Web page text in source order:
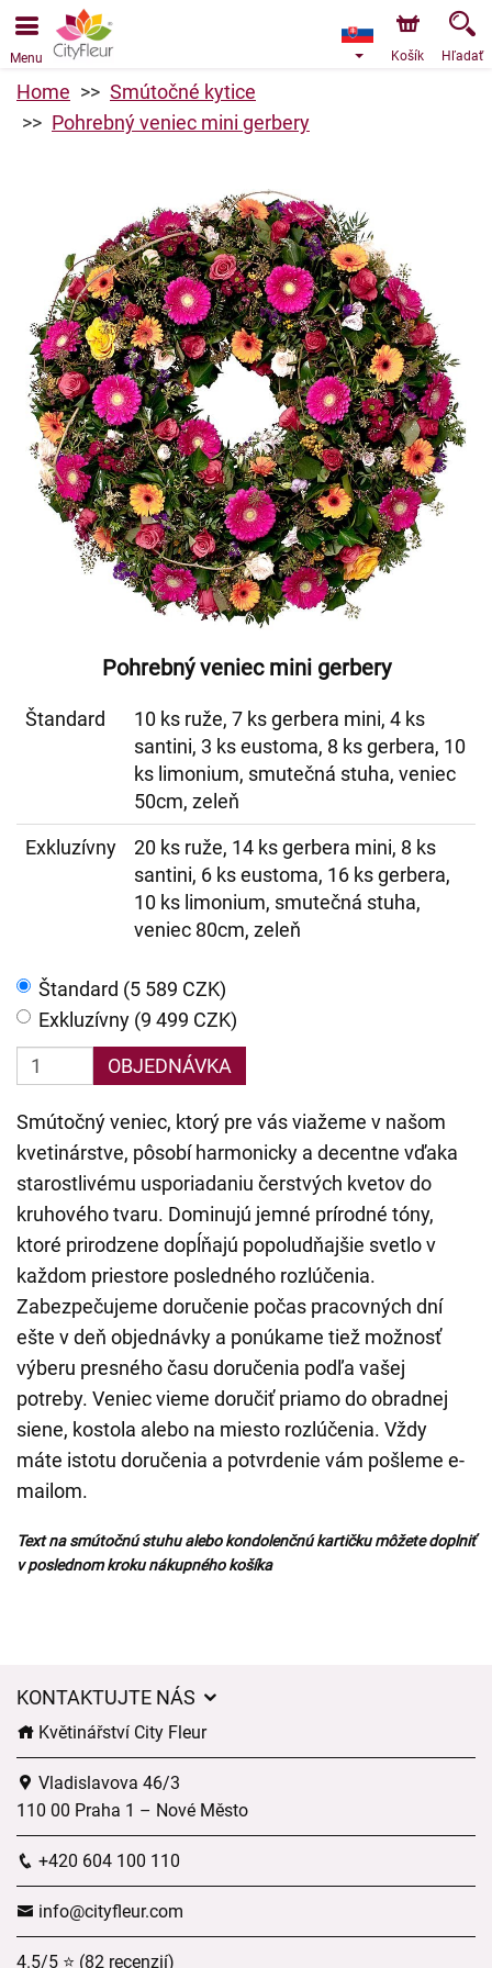
Objednávky prijímame prostredníctvom nášho e-shopu.
Najskorší možný termín doručenia je od 9.8.2026 z dôvodu
Menu Košík Hľadať
Home
Smútočné kytice
Pohrebný veniec mini gerbery
Pohrebný veniec mini gerbery
Štandard
10 ks ruže, 7 ks gerbera mini, 4 ks
santini, 3 ks eustoma, 8 ks gerbera, 10
ks limonium, smutečná stuha, veniec
50cm, zeleň
Exkluzívny
20 ks ruže, 14 ks gerbera mini, 8 ks
santini, 6 ks eustoma, 16 ks gerbera,
10 ks limonium, smutečná stuha,
veniec 80cm, zeleň
Štandard (5 589 CZK)
Exkluzívny (9 499 CZK)
OBJEDNÁVKA
Smútočný veniec, ktorý pre vás viažeme v našom
kvetinárstve, pôsobí harmonicky a decentne vďaka
starostlivému usporiadaniu čerstvých kvetov do
kruhového tvaru. Dominujú jemné prírodné tóny,
ktoré prirodzene dopĺňajú popoludňajšie svetlo v
každom priestore posledného rozlúčenia.
Zabezpečujeme doručenie počas pracovných dní
ešte v deň objednávky a ponúkame tiež možnosť
výberu presného času doručenia podľa vašej
potreby. Veniec vieme doručiť priamo do obradnej
siene, kostola alebo na miesto rozlúčenia. Vždy
máte istotu doručenia a potvrdenie vám pošleme e-
mailom.
Text na smútočnú stuhu alebo kondolenčnú kartičku môžete doplniť
v poslednom kroku nákupného košíka
KONTAKTUJTE NÁS
Květinářství City Fleur
Vladislavova 46/3
110 00 Praha 1 – Nové Město
+420 604 100 110
info@cityfleur.com
4.5/5 ⭐ (82 recenzií)